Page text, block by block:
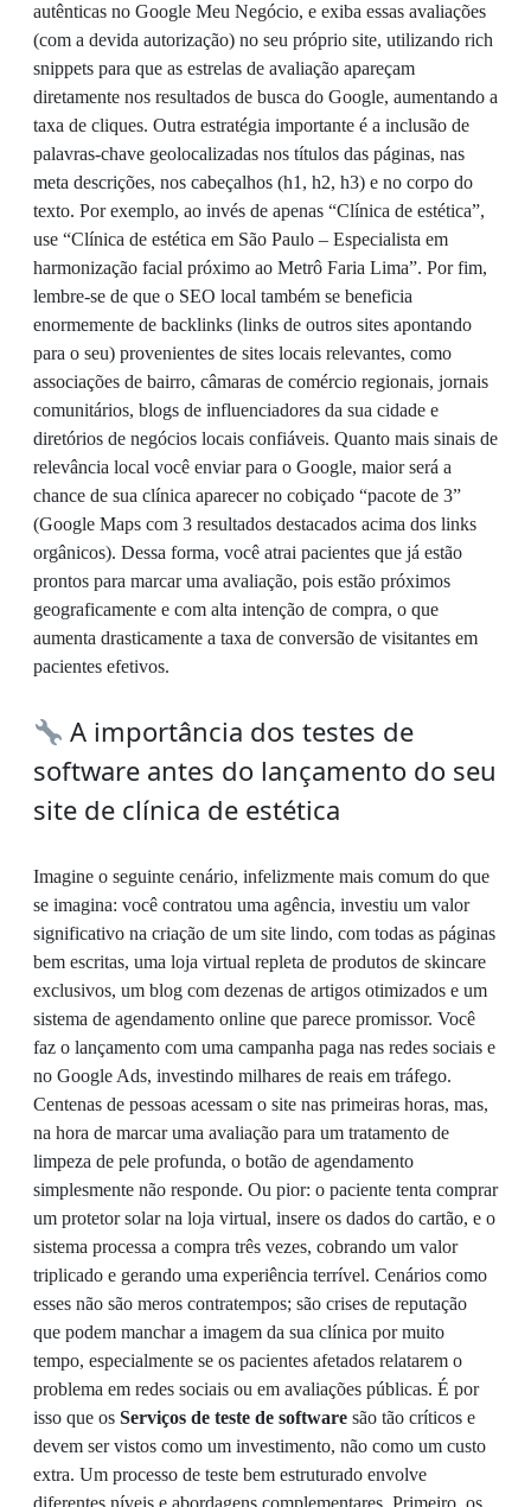
autênticas no Google Meu Negócio, e exiba essas avaliações
(com a devida autorização) no seu próprio site, utilizando rich
snippets para que as estrelas de avaliação apareçam
diretamente nos resultados de busca do Google, aumentando a
taxa de cliques. Outra estratégia importante é a inclusão de
palavras-chave geolocalizadas nos títulos das páginas, nas
meta descrições, nos cabeçalhos (h1, h2, h3) e no corpo do
texto. Por exemplo, ao invés de apenas “Clínica de estética”,
use “Clínica de estética em São Paulo – Especialista em
harmonização facial próximo ao Metrô Faria Lima”. Por fim,
lembre-se de que o SEO local também se beneficia
enormemente de backlinks (links de outros sites apontando
para o seu) provenientes de sites locais relevantes, como
associações de bairro, câmaras de comércio regionais, jornais
comunitários, blogs de influenciadores da sua cidade e
diretórios de negócios locais confiáveis. Quanto mais sinais de
relevância local você enviar para o Google, maior será a
chance de sua clínica aparecer no cobiçado “pacote de 3”
(Google Maps com 3 resultados destacados acima dos links
orgânicos). Dessa forma, você atrai pacientes que já estão
prontos para marcar uma avaliação, pois estão próximos
geograficamente e com alta intenção de compra, o que
aumenta drasticamente a taxa de conversão de visitantes em
pacientes efetivos.
A importância dos testes de
software antes do lançamento do seu
site de clínica de estética
Imagine o seguinte cenário, infelizmente mais comum do que
se imagina: você contratou uma agência, investiu um valor
significativo na criação de um site lindo, com todas as páginas
bem escritas, uma loja virtual repleta de produtos de skincare
exclusivos, um blog com dezenas de artigos otimizados e um
sistema de agendamento online que parece promissor. Você
faz o lançamento com uma campanha paga nas redes sociais e
no Google Ads, investindo milhares de reais em tráfego.
Centenas de pessoas acessam o site nas primeiras horas, mas,
na hora de marcar uma avaliação para um tratamento de
limpeza de pele profunda, o botão de agendamento
simplesmente não responde. Ou pior: o paciente tenta comprar
um protetor solar na loja virtual, insere os dados do cartão, e o
sistema processa a compra três vezes, cobrando um valor
triplicado e gerando uma experiência terrível. Cenários como
esses não são meros contratempos; são crises de reputação
que podem manchar a imagem da sua clínica por muito
tempo, especialmente se os pacientes afetados relatarem o
problema em redes sociais ou em avaliações públicas. É por
isso que os Serviços de teste de software são tão críticos e
devem ser vistos como um investimento, não como um custo
extra. Um processo de teste bem estruturado envolve